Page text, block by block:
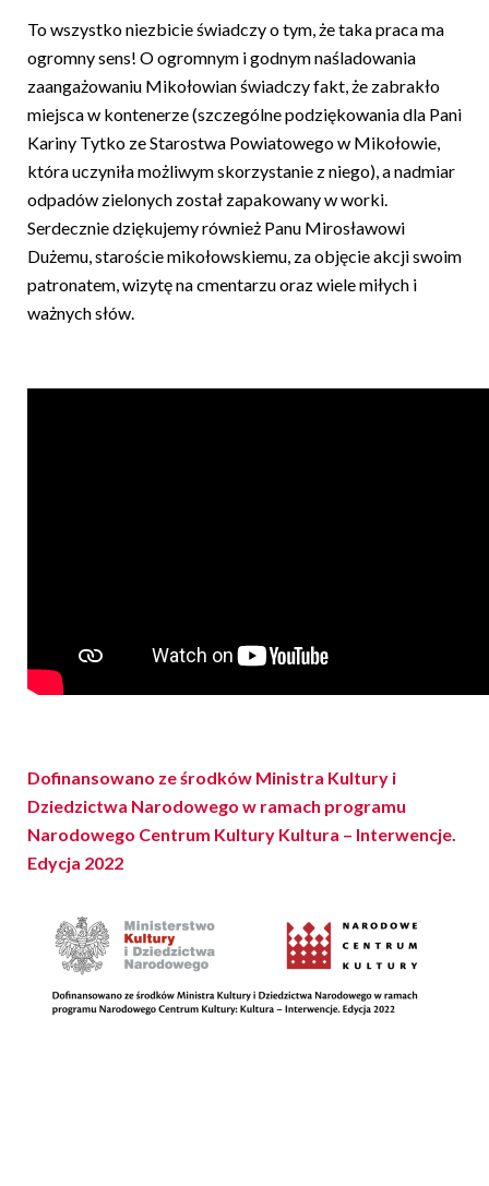
To wszystko niezbicie świadczy o tym, że taka praca ma
ogromny sens! O ogromnym i godnym naśladowania
zaangażowaniu Mikołowian świadczy fakt, że zabrakło
miejsca w kontenerze (szczególne podziękowania dla Pani
Kariny Tytko ze Starostwa Powiatowego w Mikołowie,
która uczyniła możliwym skorzystanie z niego), a nadmiar
odpadów zielonych został zapakowany w worki.
Serdecznie dziękujemy również Panu Mirosławowi
Dużemu, staroście mikołowskiemu, za objęcie akcji swoim
patronatem, wizytę na cmentarzu oraz wiele miłych i
ważnych słów.
Dofinansowano ze środków Ministra Kultury i
Dziedzictwa Narodowego w ramach programu
Narodowego Centrum Kultury Kultura – Interwencje.
Edycja 2022